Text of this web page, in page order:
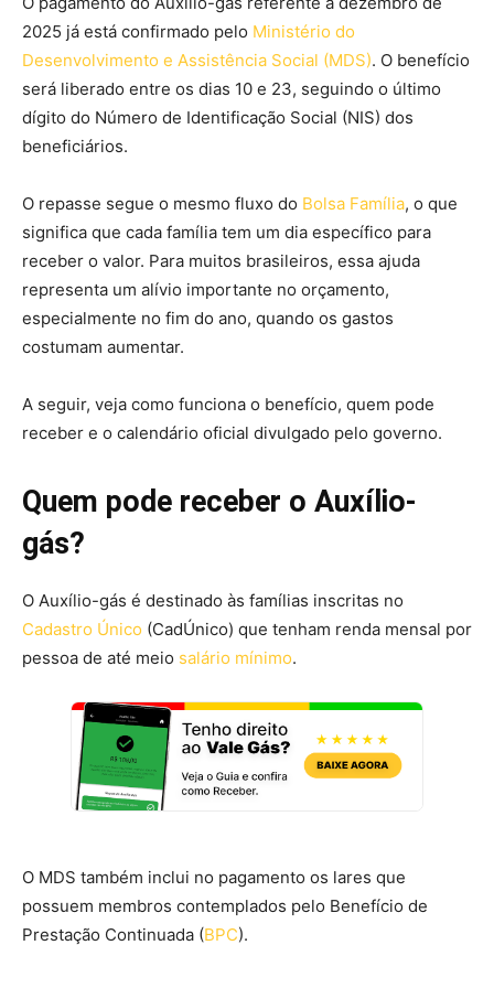
2025 já está confirmado pelo Ministério do
Desenvolvimento e Assistência Social (MDS). O benefício
será liberado entre os dias 10 e 23, seguindo o último
dígito do Número de Identificação Social (NIS) dos
beneficiários.
O repasse segue o mesmo fluxo do Bolsa Família, o que
significa que cada família tem um dia específico para
receber o valor. Para muitos brasileiros, essa ajuda
representa um alívio importante no orçamento,
especialmente no fim do ano, quando os gastos
costumam aumentar.
A seguir, veja como funciona o benefício, quem pode
receber e o calendário oficial divulgado pelo governo.
Quem pode receber o Auxílio-
gás?
O Auxílio-gás é destinado às famílias inscritas no
Cadastro Único (CadÚnico) que tenham renda mensal por
pessoa de até meio salário mínimo.
O MDS também inclui no pagamento os lares que
possuem membros contemplados pelo Benefício de
Prestação Continuada (BPC).